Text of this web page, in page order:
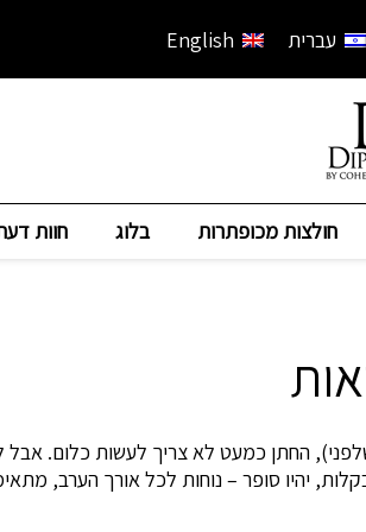
עברית English
חולצות מכופתרות בלוג חוות
החתן כמעט לא צריך לעשות כלום. אבל
יהיו סופר – נוחות לכל אורך הערב,